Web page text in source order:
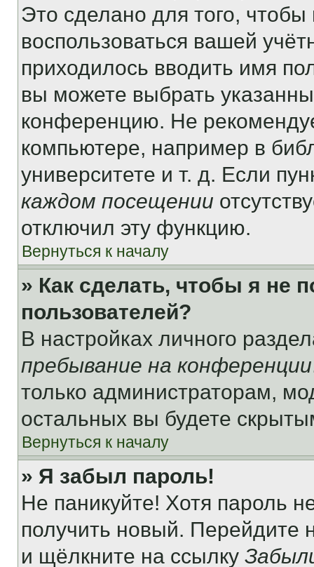
Это сделано для того, чтобы
воспользоваться вашей
приходилось вводить имя
вы можете выбрать
конференцию. Не
компьютере, например в
университете и т. д. Если
каждом посещении
отключил эту функцию.
Вернуться к началу
» Как сделать, чтобы я не
пользователей?
В настройках личного
пребывание на конференции
только администраторам,
остальных вы будете
Вернуться к началу
» Я забыл пароль!
Не паникуйте! Хотя пароль
получить новый. Перейдите
и щёлкните на ссылку